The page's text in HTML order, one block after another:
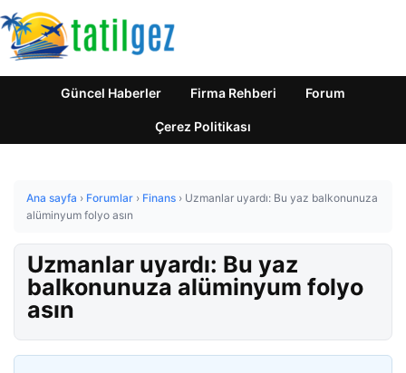
Güncel Haberler Firma Rehberi Forum
Çerez Politikası
Ana sayfa › Forumlar › Finans › Uzmanlar uyardı: Bu yaz balkonunuza
alüminyum folyo asın
Uzmanlar uyardı: Bu yaz
balkonunuza alüminyum folyo
asın